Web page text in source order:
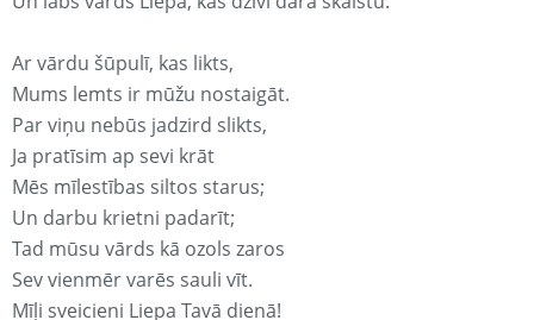
Ar vārdu šūpulī, kas likts,
Mums lemts ir mūžu nostaigāt.
Par viņu nebūs jadzird slikts,
Ja pratīsim ap sevi krāt
Mēs mīlestības siltos starus;
Un darbu krietni padarīt;
Tad mūsu vārds kā ozols zaros
Sev vienmēr varēs sauli vīt.
Mīļi sveicieni Liepa Tavā dienā!